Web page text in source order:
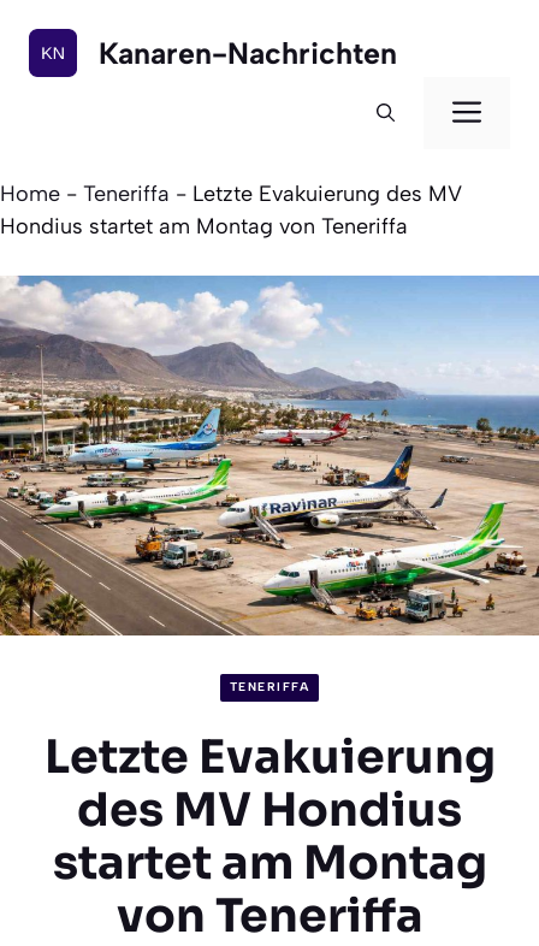
Inhalt
springen
Kanaren-Nachrichten
Home - Teneriffa - Letzte Evakuierung des MV
Hondius startet am Montag von Teneriffa
TENERIFFA
Letzte Evakuierung
des MV Hondius
startet am Montag
von Teneriffa